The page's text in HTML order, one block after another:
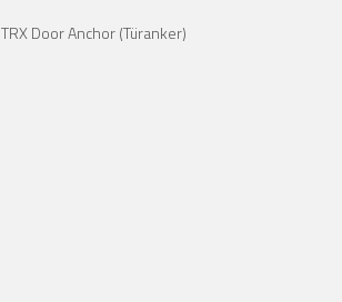
TRX Door Anchor (Türanker)